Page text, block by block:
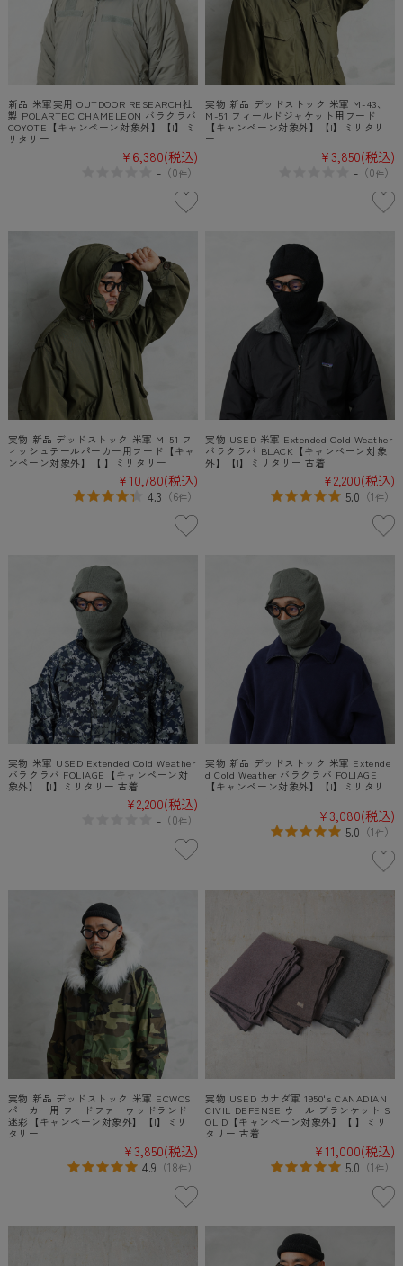
新品 米軍実用 OUTDOOR RESEARCH社
製 POLARTEC CHAMELEON バラクラバ
COYOTE【キャンペーン対象外】【I】ミ
リタリー
¥6,380(税込)
-（0件）
実物 新品 デッドストック 米軍 M-43、
M-51 フィールドジャケット用フード
【キャンペーン対象外】【I】ミリタリ
ー
¥3,850(税込)
- （0件）
実物 新品 デッドストック 米軍 M-51 フ
ィッシュテールパーカー用フード【キャ
ンペーン対象外】【I】ミリタリー
¥10,780(税込)
4.3 （6件）
実物 USED 米軍 Extended Cold Weather
バラクラバ BLACK【キャンペーン対象
外】【I】ミリタリー 古着
¥2,200(税込)
5.0 （1件）
実物 米軍 USED Extended Cold Weather
バラクラバ FOLIAGE【キャンペーン対
象外】【I】ミリタリー 古着
¥2,200(税込)
-（0件）
実物 新品 デッドストック 米軍 Extende
d Cold Weather バラクラバ FOLIAGE
【キャンペーン対象外】【I】ミリタリ
ー
¥3,080(税込)
5.0 （1件）
実物 新品 デッドストック 米軍 ECWCS
パーカー用 フードファーウッドランド
迷彩【キャンペーン対象外】【I】ミリ
タリー
¥3,850(税込)
4.9 （18件）
実物 USED カナダ軍 1950's CANADIAN
CIVIL DEFENSE ウール ブランケット S
OLID【キャンペーン対象外】【I】ミリ
タリー 古着
¥11,000(税込)
5.0 （1件）